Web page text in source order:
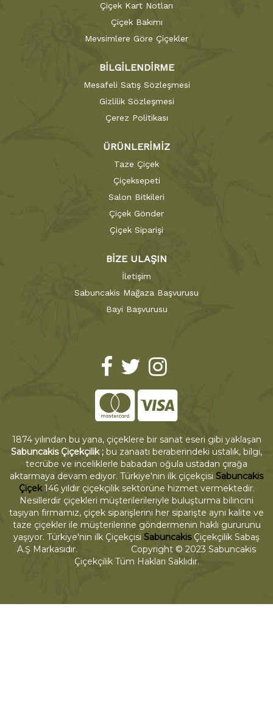
Çiçek Kart Notları
Çiçek Bakımı
Mevsimlere Göre Çiçekler
BİLGİLENDİRME
Mesafeli Satış Sözleşmesi
Gizlilik Sözleşmesi
Çerez Politikası
ÜRÜNLERİMİZ
Taze Çiçek
Çiçeksepeti
Salon Bitkileri
Çiçek Gönder
Çiçek Siparişi
BİZE ULAŞIN
İletişim
Sabuncakis Mağaza Başvurusu
Bayi Başvurusu
1874 yılından bu yana, çiçeklere bir sanat eseri gibi yaklaşan
Sabuncakis Çiçekçilik ; bu zanaatı beraberindeki ustalık, bilgi,
tecrübe ve inceliklerle babadan oğula ustadan çırağa
aktarmaya devam ediyor. Türkiye'nin ilk çiçekçisi Sabuncakis
Çiçek146 yıldır çiçekçilik sektörüne hizmet vermektedir.
Nesillerdir çiçekleri müşterilerileriyle buluşturma bilincini
taşıyan firmamız, çiçek siparişlerini her siparişte aynı kalite ve
taze çiçekler ile müşterilerine göndermenin haklı gururunu
yaşıyor. Türkiye'nin ilk Çiçekçisi SabuncakisÇiçekçilik Sabaş
A.Ş Markasıdır. Copyright © 2023 Sabuncakis
Çiçekçilik Tüm Hakları Saklıdır.